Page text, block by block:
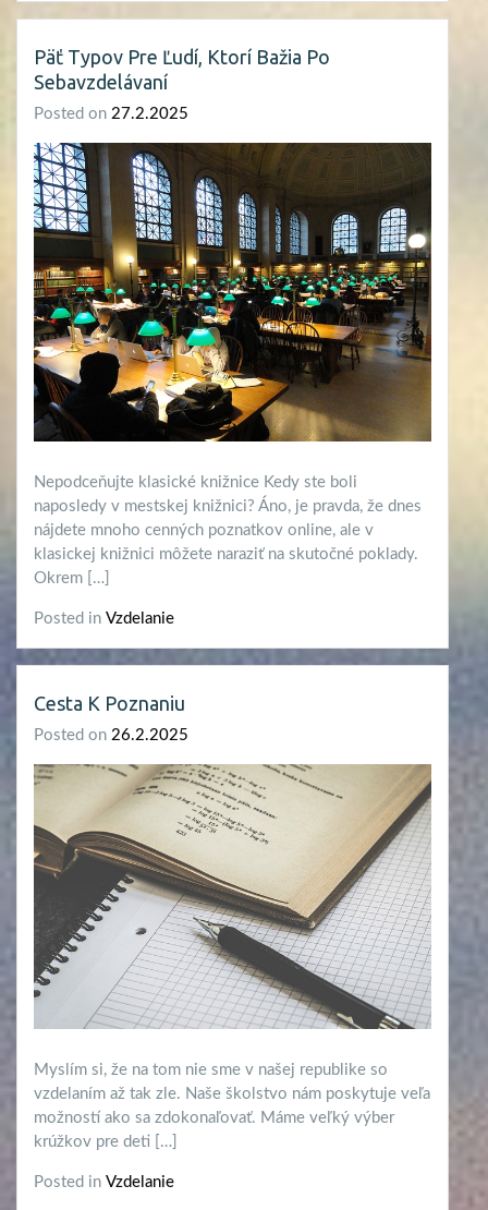
Päť Typov Pre Ľudí, Ktorí Bažia Po
Sebavzdelávaní
Posted on 27.2.2025
Nepodceňujte klasické knižnice Kedy ste boli
naposledy v mestskej knižnici? Áno, je pravda, že dnes
nájdete mnoho cenných poznatkov online, ale v
klasickej knižnici môžete naraziť na skutočné poklady.
Okrem […]
Posted in Vzdelanie
Cesta K Poznaniu
Posted on 26.2.2025
Myslím si, že na tom nie sme v našej republike so
vzdelaním až tak zle. Naše školstvo nám poskytuje veľa
možností ako sa zdokonaľovať. Máme veľký výber
krúžkov pre deti […]
Posted in Vzdelanie